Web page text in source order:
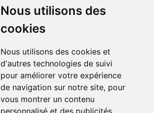
Nous utilisons des
cookies
Nous utilisons des cookies et
d'autres technologies de suivi
pour améliorer votre expérience
de navigation sur notre site, pour
vous montrer un contenu
personnalisé et des publicités